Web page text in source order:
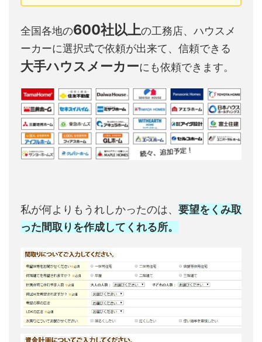
全国各地の600社以上の工務店、ハウスメ
ーカーに選択式で依頼が出来て、信頼できる
大手ハウスメーカーにも依頼できます。
私が何よりもうれしかったのは、 要望をくみ取
った間取りを作成してくれる所。